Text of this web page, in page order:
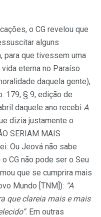
o CG revelou que
alguns
para que tivessem uma
eterna no Paraíso
daquela gente),
179, § 9, edição de
daquele ano recebi A
dizia justamente o
SERIAM MAIS
Ou Jeová não sabe
CG não pode ser o Seu
que se cumprira mais
Mundo [TNM]): “A
que clareia mais e mais
. Em outras